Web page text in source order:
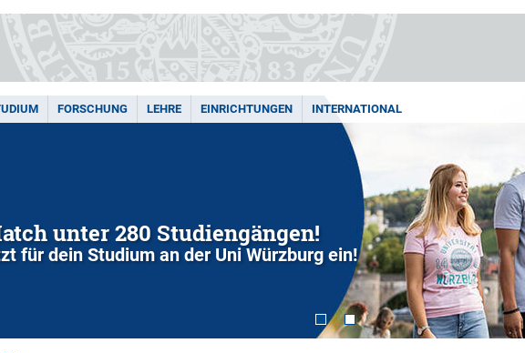
FORSCHUNG LEHRE EINRICHTUNGEN INTERNATIONAL
unter 280 Studiengängen!
für dein Studium an der Uni Würzburg ein!